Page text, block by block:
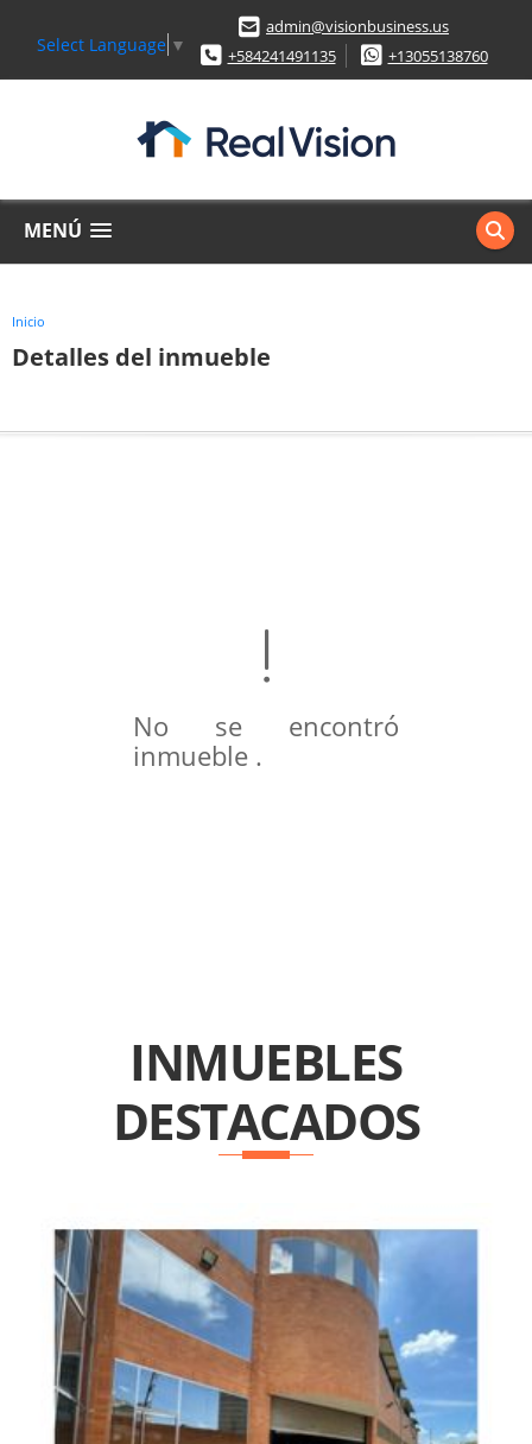
Select Language ▼
admin@visionbusiness.us
+584241491135
+13055138760
MENÚ
Inicio
Detalles del inmueble
No se encontró
inmueble .
INMUEBLES
DESTACADOS